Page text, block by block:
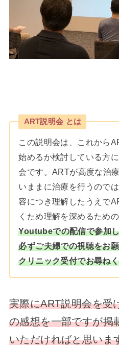
ART説明会 とは
この説明会は、これから
始めるか検討している方
会です。ARTが高度な治
いままに治療を行うので
容につき理解したうえで
くため理解を深めるため
Youtubeでの配信で参加
必ずご夫婦での視聴をお
クリニック受付でお尋ね
実際にART説明会を受
の感想を一部ですが掲
いただければと思いま